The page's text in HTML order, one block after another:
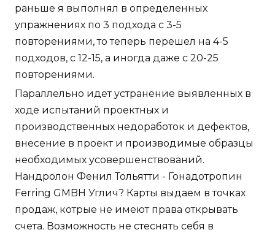
раньше я выполнял в определенных
упражнениях по 3 подхода с 3-5
повторениями, то теперь перешел на 4-5
подходов, с 12-15, а иногда даже с 20-25
повторениями.
Параллельно идет устранение выявленных в
ходе испытаний проектных и
производственных недоработок и дефектов,
внесение в проект и производимые образцы
необходимых усовершенствований.
Нандролон Фенил Тольятти - Гонадотропин
Ferring GMBH Углич? Карты выдаем в точках
продаж, котрые не имеют права открывать
счета. Возможность не стеснять себя в